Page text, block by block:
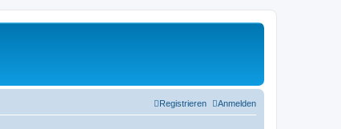
Anmelden
Registrieren